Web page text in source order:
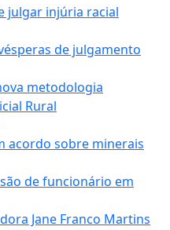
julgar injúria racial
de julgamento
metodologia
Rural
acordo sobre minerais
de funcionário em
Jane Franco Martins